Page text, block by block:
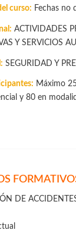
curso: Fechas no
ACTIVIDADES
Y SERVICIOS
SEGURIDAD Y
Máximo
y 80 en
DE